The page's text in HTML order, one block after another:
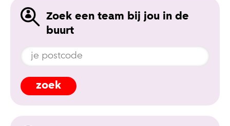
Zoek een team bij jou in de
buurt